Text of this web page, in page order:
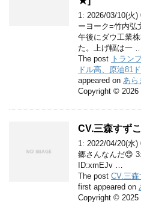
1: 2026/03/10(火
ーヨーク=竹内弘
午後にダウ工業
た。上げ幅は一 …
The post トラン
ドル高、原油81
appeared on あら
Copyright © 2026
CV.三森すず
1: 2022/04/20(水
郷さんなんだ😍
ID:xmEJv …
The post CV.三
first appeared on
Copyright © 2025